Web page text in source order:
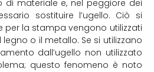
di materiale e, nel peggiore dei
sostituire l’ugello. Ciò si
per la stampa vengono utilizzati
o il metallo. Se si utilizzano
dall’ugello non utilizzato
questo fenomeno è noto